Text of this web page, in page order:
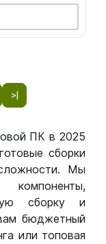
>|
ПК в 2025
сборки
Мы
сборку и
бюджетный
или топовая